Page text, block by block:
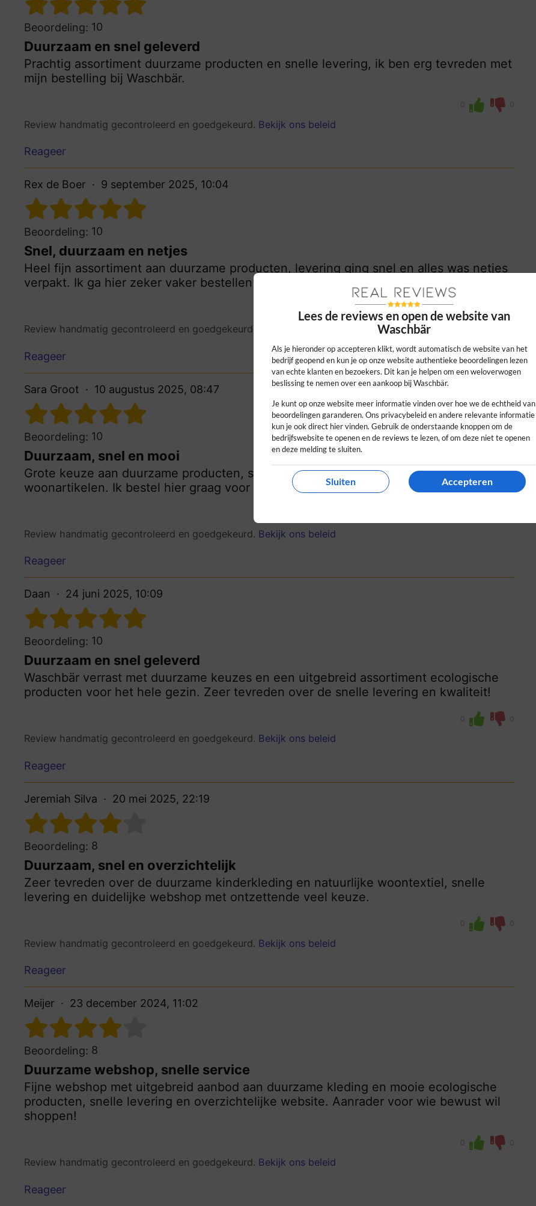
Beoordeling: 10
Duurzaam en snel geleverd
Prachtig assortiment duurzame producten en snelle levering, ik ben erg tevreden met
mijn bestelling bij Waschbär.
0 0
Review handmatig gecontroleerd en goedgekeurd. Bekijk ons beleid
Reageer
Rex de Boer 9 september 2025, 10:04
Beoordeling: 10
Snel, duurzaam en netjes
Heel fijn assortiment aan duurzame producten, levering ging snel en alles was netjes
verpakt. Ik ga hier zeker vaker bestellen voor mijn gezin.
0
Review handmatig gecontroleerd en goedgekeurd.
Reageer
Sara Groot 10 augustus 2025, 08:47
Beoordeling: 10
Duurzaam, snel en mooi
Grote keuze aan duurzame producten, snelle levering en mooie kwaliteit kleding en
woonartikelen. Ik bestel hier graag voor een bewuste levensstijl.
Review handmatig gecontroleerd en goedgekeurd. Bekijk ons beleid
Reageer
Daan 24 juni 2025, 10:09
Beoordeling: 10
Duurzaam en snel geleverd
Waschbär verrast met duurzame keuzes en een uitgebreid assortiment ecologische
producten voor het hele gezin. Zeer tevreden over de snelle levering en kwaliteit!
0 0
Review handmatig gecontroleerd en goedgekeurd. Bekijk ons beleid
Reageer
Jeremiah Silva 20 mei 2025, 22:19
Beoordeling: 8
Duurzaam, snel en overzichtelijk
Zeer tevreden over de duurzame kinderkleding en natuurlijke woontextiel, snelle
levering en duidelijke webshop met ontzettende veel keuze.
0 0
Review handmatig gecontroleerd en goedgekeurd. Bekijk ons beleid
Reageer
Meijer 23 december 2024, 11:02
Beoordeling: 8
Duurzame webshop, snelle service
Fijne webshop met uitgebreid aanbod aan duurzame kleding en mooie ecologische
producten, snelle levering en overzichtelijke website. Aanrader voor wie bewust wil
shoppen!
0 0
Review handmatig gecontroleerd en goedgekeurd. Bekijk ons beleid
Reageer
Lees de reviews en open de website van
Waschbär
Als je hieronder op accepteren klikt, wordt automatisch de website van het
bedrijf geopend en kun je op onze website authentieke beoordelingen lezen
van echte klanten en bezoekers. Dit kan je helpen om een weloverwogen
beslissing te nemen over een aankoop bij Waschbär.
Je kunt op onze website meer informatie vinden over hoe we de echtheid van
beoordelingen garanderen. Ons privacybeleid en andere relevante informatie
kun je ook direct hier vinden. Gebruik de onderstaande knoppen om de
bedrijfswebsite te openen en de reviews te lezen, of om deze niet te openen
en deze melding te sluiten.
Sluiten Accepteren